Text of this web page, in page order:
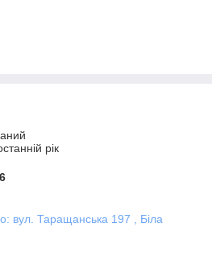
рік
вул. Таращанська 197 , Біла